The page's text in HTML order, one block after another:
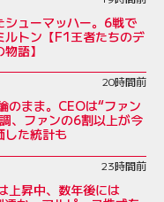
シューマッハー。6戦で
ルトン【F1王者たちのデ
語】
20時間前
のまま。CEOは“ファン
、ファンの6割以上が今
した統計も
23時間前
上昇中、数年後には